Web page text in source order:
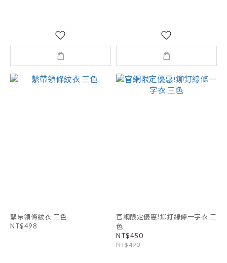
繫帶領條紋衣 三色
NT$498
官網限定優惠!鉚釘線條一字衣 三
色
NT$450
NT$490